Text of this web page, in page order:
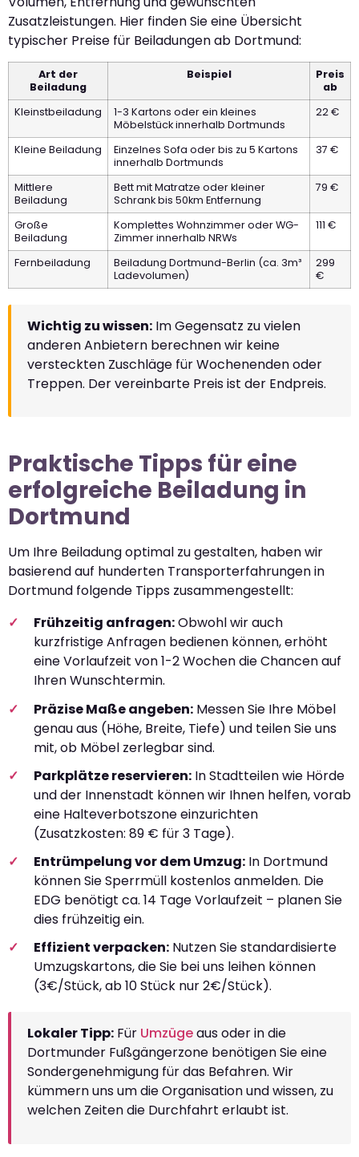
Zusatzleistungen. Hier finden Sie eine Übersicht
typischer Preise für Beiladungen ab Dortmund:
Art der
Beiladung
Beispiel
Preis
ab
Kleinstbeiladung
1-3 Kartons oder ein kleines
Möbelstück innerhalb Dortmunds
22 €
Kleine Beiladung
Einzelnes Sofa oder bis zu 5 Kartons
innerhalb Dortmunds
37 €
Mittlere
Beiladung
Bett mit Matratze oder kleiner
Schrank bis 50km Entfernung
79 €
Große
Beiladung
Komplettes Wohnzimmer oder WG-
Zimmer innerhalb NRWs
111 €
Fernbeiladung
Beiladung Dortmund-Berlin (ca. 3m³
Ladevolumen)
299
€
Wichtig zu wissen: Im Gegensatz zu vielen
anderen Anbietern berechnen wir keine
versteckten Zuschläge für Wochenenden oder
Treppen. Der vereinbarte Preis ist der Endpreis.
Praktische Tipps für eine
erfolgreiche Beiladung in
Dortmund
Um Ihre Beiladung optimal zu gestalten, haben wir
basierend auf hunderten Transporterfahrungen in
Dortmund folgende Tipps zusammengestellt:
Frühzeitig anfragen:Obwohl wir auch
kurzfristige Anfragen bedienen können, erhöht
eine Vorlaufzeit von 1-2 Wochen die Chancen auf
Ihren Wunschtermin.
Präzise Maße angeben: Messen Sie Ihre Möbel
genau aus (Höhe, Breite, Tiefe) und teilen Sie uns
mit, ob Möbel zerlegbar sind.
Parkplätze reservieren: In Stadtteilen wie Hörde
und der Innenstadt können wir Ihnen helfen, vorab
eine Halteverbotszone einzurichten
(Zusatzkosten: 89 € für 3 Tage).
Entrümpelung vor dem Umzug: In Dortmund
können Sie Sperrmüll kostenlos anmelden. Die
EDG benötigt ca. 14 Tage Vorlaufzeit – planen Sie
dies frühzeitig ein.
Effizient verpacken: Nutzen Sie standardisierte
Umzugskartons, die Sie bei uns leihen können
(3€/Stück, ab 10 Stück nur 2€/Stück).
Lokaler Tipp: Für Umzügeaus oder in die
Dortmunder Fußgängerzone benötigen Sie eine
Sondergenehmigung für das Befahren. Wir
kümmern uns um die Organisation und wissen, zu
welchen Zeiten die Durchfahrt erlaubt ist.